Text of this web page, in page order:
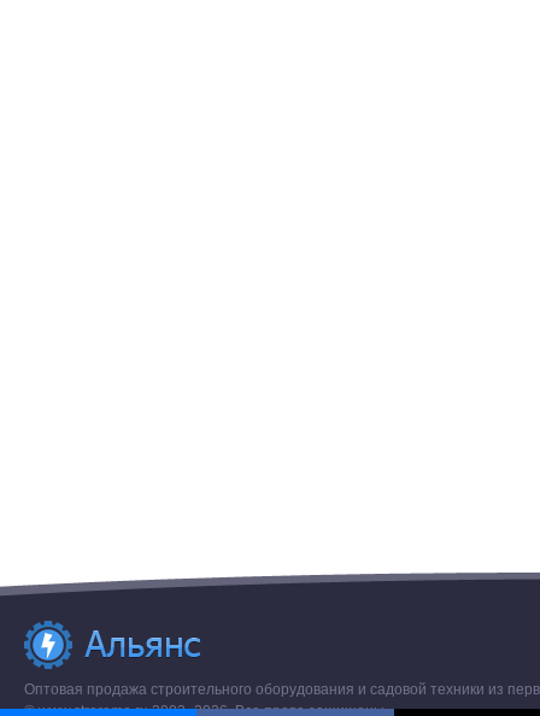
Оптовая продажа строительного оборудования и садовой техники из
© www.stroremo.ru 2003- 2026. Все права защищены.